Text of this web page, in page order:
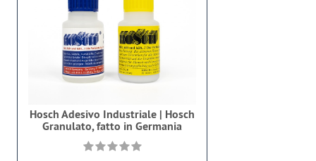
Hosch Adesivo Industriale | Hosch
Granulato, fatto in Germania